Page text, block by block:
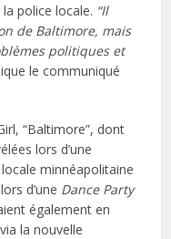
police locale. “Il
de Baltimore, mais
politiques et
le communiqué
“Baltimore”, dont
lors d’une
minnéapolitaine
d’une Dance Party
également en
la nouvelle